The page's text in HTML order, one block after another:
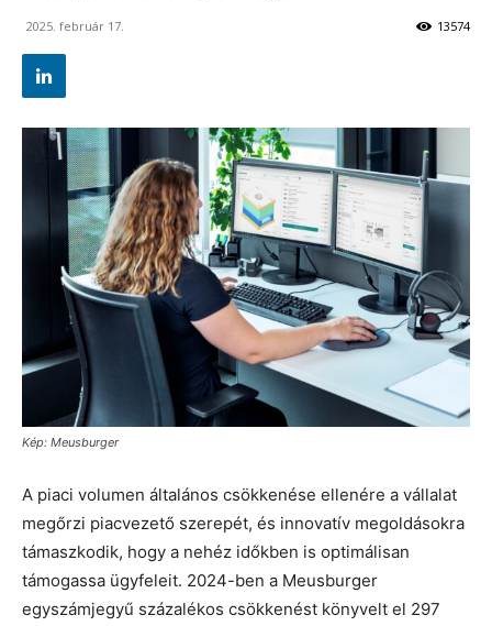
2025. február 17. 13574
Kép: Meusburger
A piaci volumen általános csökkenése ellenére a vállalat
megőrzi piacvezető szerepét, és innovatív megoldásokra
támaszkodik, hogy a nehéz időkben is optimálisan
támogassa ügyfeleit. 2024-ben a Meusburger
egyszámjegyű százalékos csökkenést könyvelt el 297